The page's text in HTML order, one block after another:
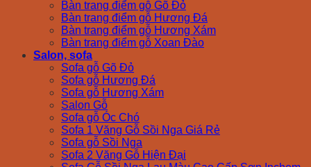
Bàn trang điểm gỗ Gõ Đỏ
Bàn trang điểm gỗ Hương Đá
Bàn trang điểm gỗ Hương Xám
Bàn trang điểm gỗ Xoan Đào
Salon, sofa
Sofa gỗ Gõ Đỏ
Sofa gỗ Hương Đá
Sofa gỗ Hương Xám
Salon Gỗ
Sofa gỗ Óc Chó
Sofa 1 Văng Gỗ Sồi Nga Giá Rẻ
Sofa gỗ Sồi Nga
Sofa 2 Văng Gỗ Hiện Đại